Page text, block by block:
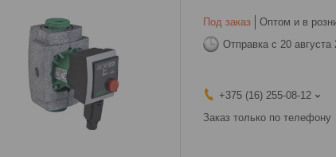
Под заказ Оптом и в
Отправка с 20 августа
+375 (16) 255-08-12
Заказ только по телефону